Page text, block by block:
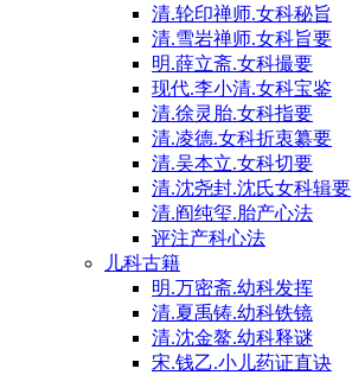
清.轮印禅师.女科秘旨
清.雪岩禅师.女科旨要
明.薛立斋.女科撮要
现代.李小清.女科宝鉴
清.徐灵胎.女科指要
清.凌德.女科折衷纂要
清.吴本立.女科切要
清.沈尧封.沈氏女科辑要
清.阎纯玺.胎产心法
评注产科心法
儿科古籍
明.万密斋.幼科发挥
清.夏禹铸.幼科铁镜
清.沈金鳌.幼科释谜
宋.钱乙.小儿药证直诀